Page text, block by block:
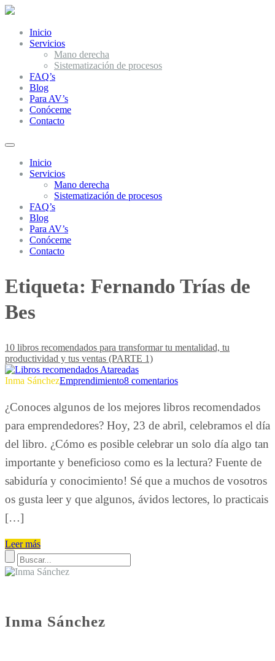
Inicio
Servicios
Mano derecha
Sistematización de procesos
FAQ’s
Blog
Para AV’s
Conóceme
Contacto
Inicio
Servicios
Mano derecha
Sistematización de procesos
FAQ’s
Blog
Para AV’s
Conóceme
Contacto
Etiqueta: Fernando Trías de
Bes
10 libros recomendados para transformar tu mentalidad, tu
productividad y tus ventas (PARTE 1)
Inma SánchezEmprendimiento8 comentarios
¿Conoces algunos de los mejores libros recomendados
para emprendedores? Hoy, 23 de abril, celebramos el día
del libro. ¿Cómo es posible celebrar un solo día algo tan
importante y beneficioso como es la lectura? Fuente de
sabiduría y conocimiento! Sé que a muchos de vosotros
os gusta leer y que algunos, ávidos lectores, lo practicais
[…]
Leer más
Inma Sánchez